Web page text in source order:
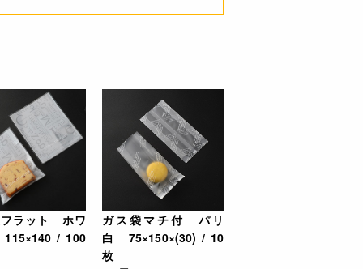
ラット ホワ
/ 100
ガス袋マチ付 パリ
白 75×150×(30) / 10
枚